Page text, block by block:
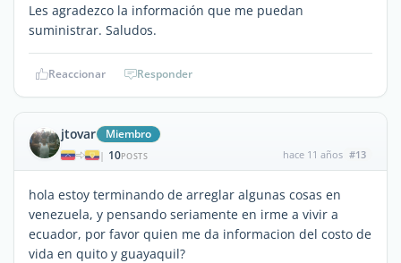
Les agradezco la información que me puedan
suministrar. Saludos.
Reaccionar Responder
jtovar Miembro
| 10POSTS hace 11 años #13
hola estoy terminando de arreglar algunas cosas en
venezuela, y pensando seriamente en irme a vivir a
ecuador, por favor quien me da informacion del costo de
vida en quito y guayaquil?